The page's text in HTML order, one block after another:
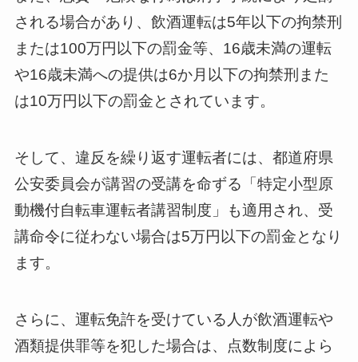
される場合があり、飲酒運転は5年以下の拘禁刑
または100万円以下の罰金等、16歳未満の運転
や16歳未満への提供は6か月以下の拘禁刑また
は10万円以下の罰金とされています。
そして、違反を繰り返す運転者には、都道府県
公安委員会が講習の受講を命ずる「特定小型原
動機付自転車運転者講習制度」も適用され、受
講命令に従わない場合は5万円以下の罰金となり
ます。
さらに、運転免許を受けている人が飲酒運転や
酒類提供罪等を犯した場合は、点数制度によら